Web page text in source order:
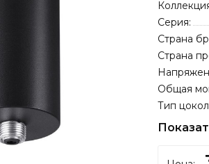
Серия:
Страна
Страна
Общая
Тип